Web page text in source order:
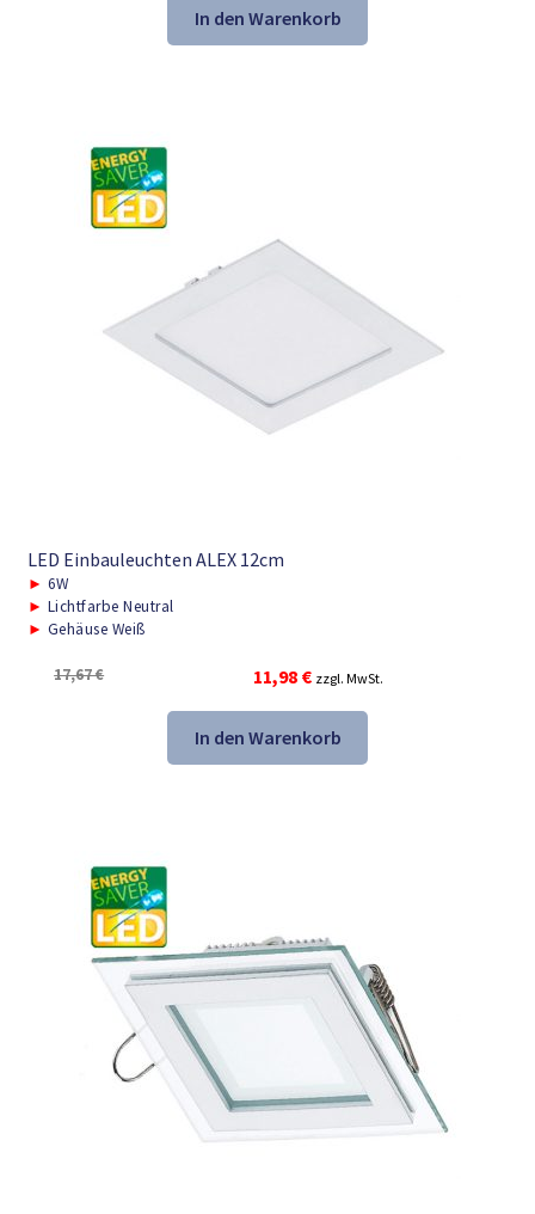
war:
45,25 €
ist:
30,98 €.
In den Warenkorb
LED Einbauleuchten ALEX 12cm
► 6W
► Lichtfarbe Neutral
► Gehäuse Weiß
17,67€
Ursprünglicher
Preis
war:
17,67 €
11,98 €Aktueller
Preis
ist:
11,98 €.
zzgl. MwSt.
In den Warenkorb